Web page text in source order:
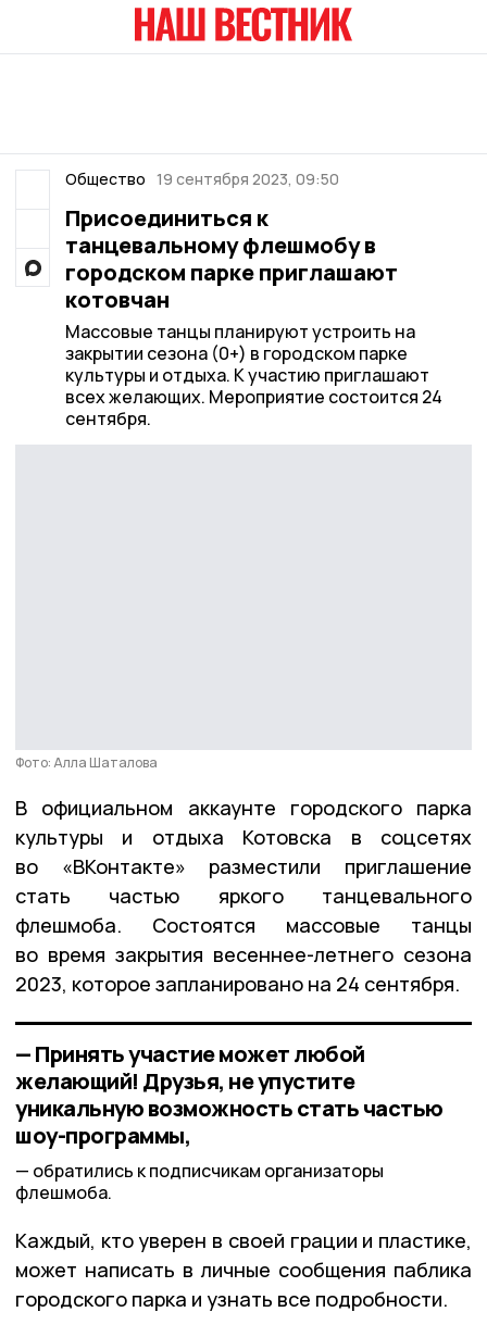
Общество 19 сентября 2023, 09:50
Присоединиться к
танцевальному флешмобу в
городском парке приглашают
котовчан
Массовые танцы планируют устроить на
закрытии сезона (0+) в городском парке
культуры и отдыха. К участию приглашают
всех желающих. Мероприятие состоится 24
сентября.
Фото: Алла Шаталова
В официальном аккаунте городского парка
культуры и отдыха Котовска в соцсетях
во «ВКонтакте» разместили приглашение
стать частью яркого танцевального
флешмоба. Состоятся массовые танцы
во время закрытия весеннее-летнего сезона
2023, которое запланировано на 24 сентября.
— Принять участие может любой
желающий! Друзья, не упустите
уникальную возможность стать частью
шоу-программы,
обратились к подписчикам организаторы
флешмоба.
Каждый, кто уверен в своей грации и пластике,
может написать в личные сообщения паблика
городского парка и узнать все подробности.